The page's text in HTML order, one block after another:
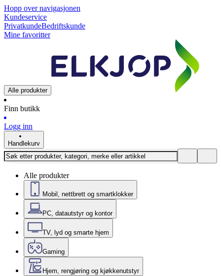
Hopp over navigasjonen
Kundeservice
PrivatkundeBedriftskunde
Mine favoritter
Alle produkter
Finn butikk
Logg inn
Handlekurv
Alle produkter
Mobil, nettbrett og smartklokker
PC, datautstyr og kontor
TV, lyd og smarte hjem
Gaming
Hjem, rengjøring og kjøkkenutstyr